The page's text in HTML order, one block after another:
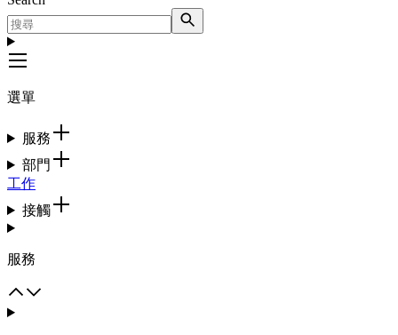
選單
服務
部門
工作
接觸
服務